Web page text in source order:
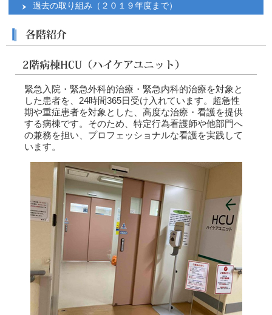
過去の取り組み（２０１９年度まで）
緊急入院・緊急外科的治療・緊急内科的治療を対象と
した患者を、24時間365日受け入れています。超急性
期や重症患者を対象とした、高度な治療・看護を提供
する病棟です。そのため、特定行為看護師や他部門へ
の兼務を担い、プロフェッショナルな看護を実践して
います。